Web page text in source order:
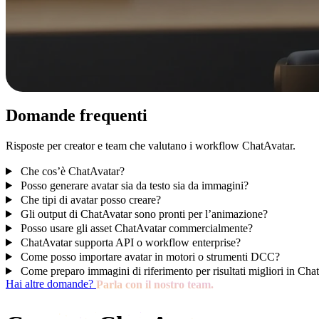
Domande frequenti
Risposte per creator e team che valutano i workflow ChatAvatar.
Che cos’è ChatAvatar?
Posso generare avatar sia da testo sia da immagini?
Che tipi di avatar posso creare?
Gli output di ChatAvatar sono pronti per l’animazione?
Posso usare gli asset ChatAvatar commercialmente?
ChatAvatar supporta API o workflow enterprise?
Come posso importare avatar in motori o strumenti DCC?
Come preparo immagini di riferimento per risultati migliori in
Hai altre domande? Parla con il nostro team.